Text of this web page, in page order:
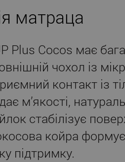
матраца
Plus Cocos має
чохол із
контакт із
м’якості,
стабілізує
койра
підтримку.